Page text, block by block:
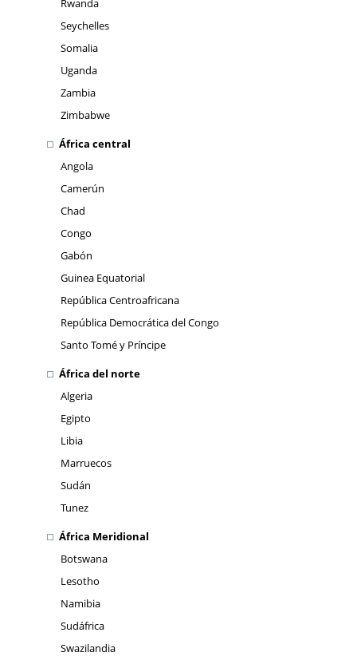
Rwanda
Seychelles
Somalia
Uganda
Zambia
Zimbabwe
África central
Angola
Camerún
Chad
Congo
Gabón
Guinea Equatorial
República Centroafricana
República Democrática del Congo
Santo Tomé y Príncipe
África del norte
Algeria
Egipto
Libia
Marruecos
Sudán
Tunez
África Meridional
Botswana
Lesotho
Namibia
Sudáfrica
Swazilandia